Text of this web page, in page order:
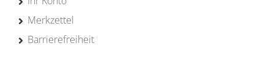
Merkzettel
Barrierefreiheit